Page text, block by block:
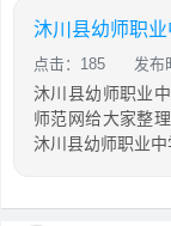
沐川县幼师职
点击：185 发布
沐川县幼师职业
师范网给大家整
沐川县幼师职业